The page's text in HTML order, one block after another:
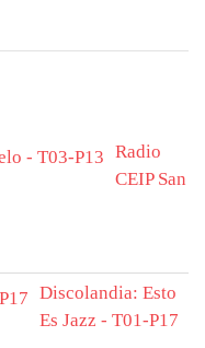
Radio
CEIP San
Discolandia: Esto
Es Jazz - T01-P17